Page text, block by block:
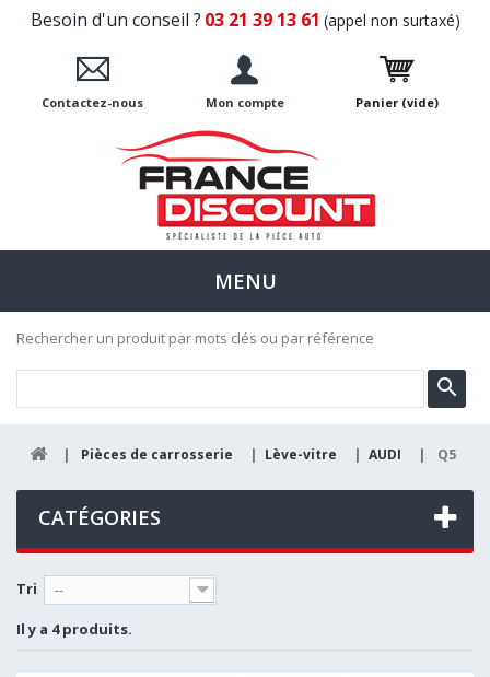
Besoin d'un conseil ? 03 21 39 13 61 (appel non surtaxé)
Contactez-nous Mon compte Panier (vide)
MENU
Rechercher un produit par mots clés ou par référence
| Pièces de carrosserie | Lève-vitre | AUDI | Q5
CATÉGORIES
Tri --
Il y a 4 produits.